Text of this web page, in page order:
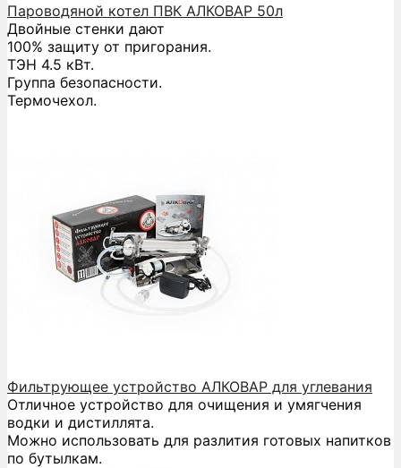
Пароводяной котел ПВК АЛКОВАР 50л
Двойные стенки дают
100% защиту от пригорания.
ТЭН 4.5 кВт.
Группа безопасности.
Термочехол.
Фильтрующее устройство АЛКОВАР для углевания
Отличное устройство для очищения и умягчения
водки и дистиллята.
Можно использовать для разлития готовых напитков
по бутылкам.